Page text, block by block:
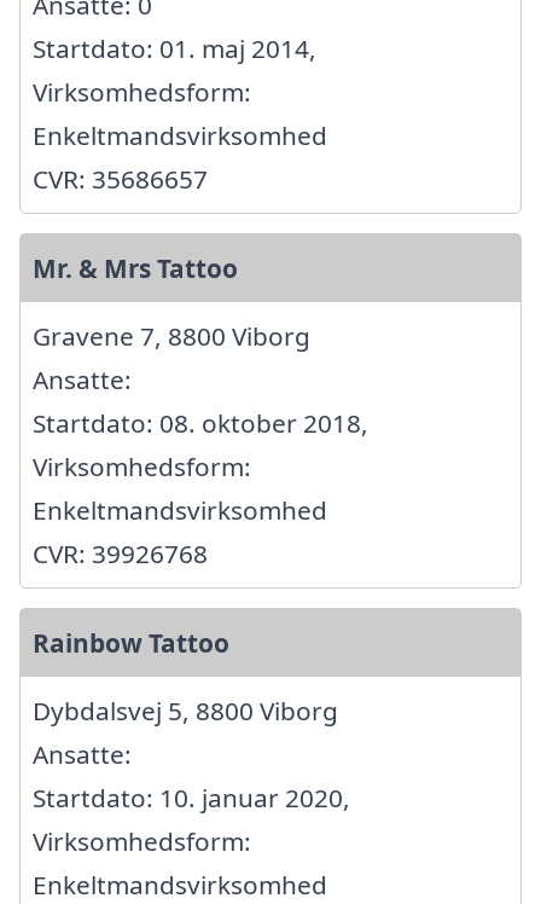
Startdato: 01. maj 2014,
Virksomhedsform:
Enkeltmandsvirksomhed
CVR: 35686657
Mr. & Mrs Tattoo
Gravene 7, 8800 Viborg
Ansatte:
Startdato: 08. oktober 2018,
Virksomhedsform:
Enkeltmandsvirksomhed
CVR: 39926768
Rainbow Tattoo
Dybdalsvej 5, 8800 Viborg
Ansatte:
Startdato: 10. januar 2020,
Virksomhedsform:
Enkeltmandsvirksomhed